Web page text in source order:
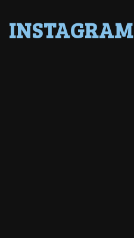
INSTAGRAM